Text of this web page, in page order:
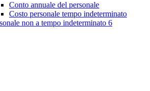
Conto annuale del personale
Costo personale tempo indeterminato
non a tempo indeterminato 6